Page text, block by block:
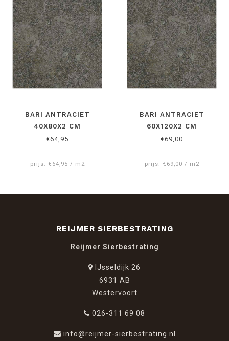
BARI ANTRACIET
40X80X2 CM
€64,95
prijs: €64,95 / m2
BARI ANTRACIET
60X120X2 CM
€69,00
prijs: €69,00 / m2
REIJMER SIERBESTRATING
Reijmer Sierbestrating
IJsseldijk 26
6931 AB
Westervoort
026-311 69 08
info@reijmer-sierbestrating.nl